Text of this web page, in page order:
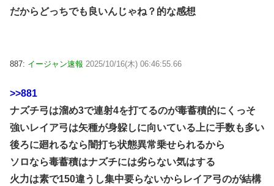
だからどっちでも良いんじゃね？的な感想
887: イージャン速報 2025/10/16(木) 06:46:55.66
>>881
ナズチ弓は溜め3で連射4を打てるのが毒蓄積的にくっそ
強いレイア弓は矢種が身躱しに向いている上に手数も多い
後ろに廻れるなら闇打ち状態異常乗せられるから
ソロなら毒蓄積はナズチには劣らない気はする
火力は素で150違うし集中要らないからレイア弓のが結構